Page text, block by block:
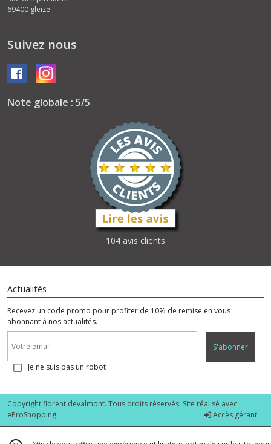
69400 gleize
Suivez nous
Note globale : 5/5
104 avis clients
Actualités
Recevez un code promo pour profiter de 10% de remise en vous
abonnant à nos actualités.
S'abonner
Je ne suis pas un robot
Copyright florent devalmont. Tous droits réservés. Site réalisé avec
eProShopping
Accès gérant